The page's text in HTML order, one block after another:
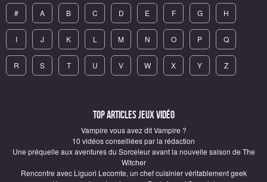
# A B C D E F G H
I J K L M N O P Q
R S T U V W X Y Z
Top articles Jeux vidéo
Vampire vous avez dit Vampire ?
10 vidéos conseillées par la rédaction
Une préquelle aux aventures du Sorceleur avant la nouvelle saison de The
Witcher
Rencontre avec Liguori Lecomte, un chef cuisinier véritablement geek